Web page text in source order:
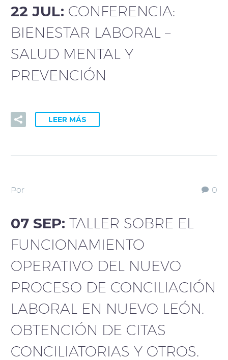
22 JUL: CONFERENCIA:
BIENESTAR LABORAL –
SALUD MENTAL Y
PREVENCIÓN
LEER MÁS
0
Por
07 SEP: TALLER SOBRE EL
FUNCIONAMIENTO
OPERATIVO DEL NUEVO
PROCESO DE CONCILIACIÓN
LABORAL EN NUEVO LEÓN.
OBTENCIÓN DE CITAS
CONCILIATORIAS Y OTROS.